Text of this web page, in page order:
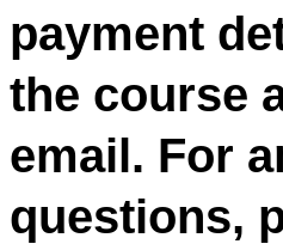
payment
the course
email. For
questions,